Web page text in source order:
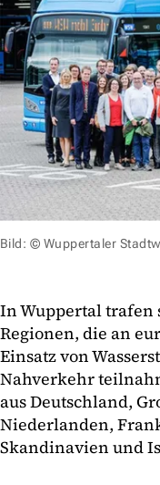
Bild: © Wuppertaler
In Wuppertal trafen
Regionen, die an
Einsatz von
Nahverkehr
aus Deutschland,
Niederlanden,
Skandinavien und